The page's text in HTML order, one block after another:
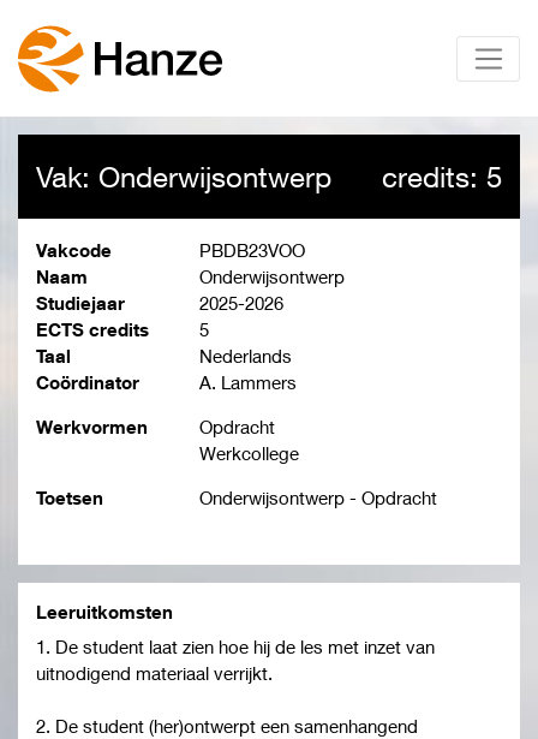
Vak: Onderwijsontwerp credits: 5
Vakcode
PBDB23VOO
Naam
Onderwijsontwerp
Studiejaar
2025-2026
ECTS credits
5
Taal
Nederlands
Coördinator
A. Lammers
Werkvormen
Opdracht
Werkcollege
Toetsen Onderwijsontwerp - Opdracht
Leeruitkomsten
1. De student laat zien hoe hij de les met inzet van
uitnodigend materiaal verrijkt.
2. De student (her)ontwerpt een samenhangend